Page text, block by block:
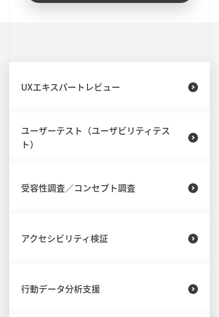
UXエキスパートレビュー
ユーザーテスト（ユーザビリティテス
ト）
受容性調査／コンセプト調査
アクセシビリティ検証
行動データ分析支援